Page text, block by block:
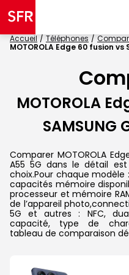
Accueil Téléphones
MOTOROLA Edge 60 fusion vs
MOTOROLA
SAMSUNG
Comparer MOTOROLA
A55 5G dans le détail
choix.Pour chaque modèle
capacités mémoire
processeur et mémoire
de l’appareil
5G et autres : NFC,
capacité, type de
tableau de comparaison